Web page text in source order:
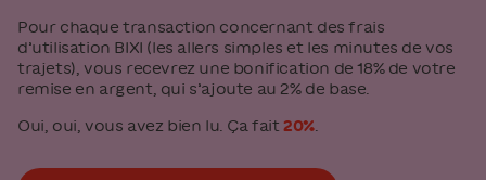
Pour chaque transaction concernant des frais
d’utilisation BIXI (les allers simples et les minutes de vos
trajets), vous recevrez une bonification de 18% de votre
remise en argent, qui s’ajoute au 2% de base.
Oui, oui, vous avez bien lu. Ça fait20%